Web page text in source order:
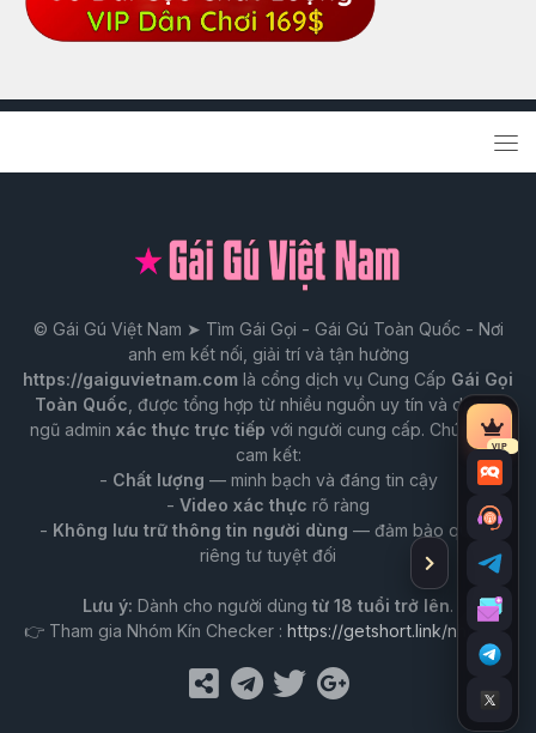
© Gái Gú Việt Nam ➤ Tìm Gái Gọi - Gái Gú Toàn Quốc - Nơi
anh em kết nối, giải trí và tận hưởng
https://gaiguvietnam.com là cổng dịch vụ Cung Cấp Gái Gọi
Toàn Quốc , được tổng hợp từ nhiều nguồn uy tín và do đội
ngũ admin xác thực trực tiếp với người cung cấp. Chúng tôi
cam kết:
- Chất lượng — minh bạch và đáng tin cậy
- Video xác thực rõ ràng
- Không lưu trữ thông tin người dùng — đảm bảo quyền
riêng tư tuyệt đối
Lưu ý: Dành cho người dùng từ 18 tuổi trở lên.
👉 Tham gia Nhóm Kín Checker : https://getshort.link/nhomkin
VIP
Tài
VIP
Trò
Tư
vấn
qua
Tư
vấn
qua
Email
kín
Kênh
Ẩn
thanh
công
cụ